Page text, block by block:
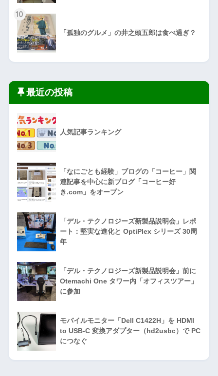
10
「孤独のグルメ」の井之頭五郎は食べ過ぎ？
最近の投稿
人気記事ランキング
「なにごとも経験」ブログの「コーヒー」関
連記事を中心に新ブログ「コーヒー好
き.com」をオープン
「デル・テクノロジーズ新製品説明会」レポ
ート：堅実な進化と OptiPlex シリーズ 30周
年
「デル・テクノロジーズ新製品説明会」前に
Otemachi One タワー内「オフィスツアー」
に参加
モバイルモニター「Dell C1422H」を HDMI
to USB-C 変換アダプター（hd2usbc）で PC
につなぐ